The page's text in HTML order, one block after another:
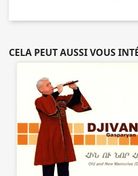
CELA PEUT AUSSI VOUS